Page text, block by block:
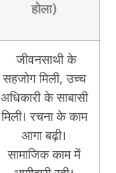
होला)
जीवनसाथी के
सहजोग मिली, उच्च
अधिकारी के साबासी
मिली। रचना के काम
आगा बढ़ी।
सामाजिक काम में